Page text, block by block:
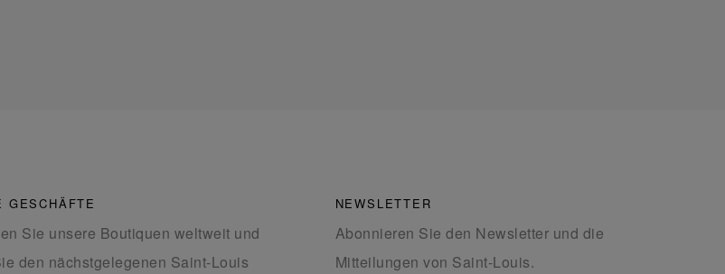
GESCHÄFTE
Sie unsere Boutiquen weltweit und
den nächstgelegenen Saint-Louis
NEWSLETTER
Abonnieren Sie den Newsletter und die
Mitteilungen von Saint-Louis.